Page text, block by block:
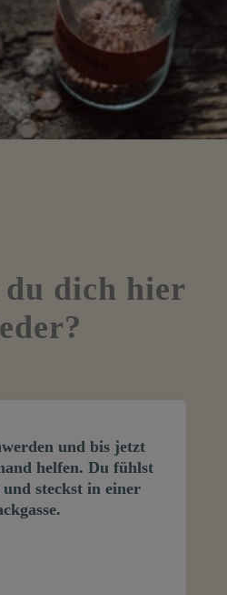
dich hier
und bis jetzt
helfen. Du fühlst
steckst in einer